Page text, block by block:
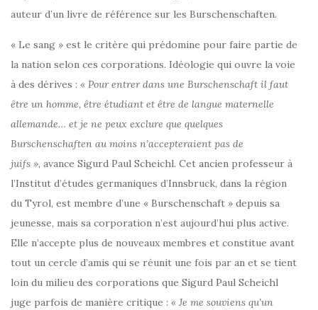
auteur d’un livre de référence sur les Burschenschaften.
« Le sang » est le critère qui prédomine pour faire partie de
la nation selon ces corporations. Idéologie qui ouvre la voie
à des dérives : « Pour entrer dans une Burschenschaft il faut
être un homme, être étudiant et être de langue maternelle
allemande… et je ne peux exclure que quelques
Burschenschaften au moins n’accepteraient pas de
juifs », avance Sigurd Paul Scheichl. Cet ancien professeur à
l’Institut d’études germaniques d’Innsbruck, dans la région
du Tyrol, est membre d’une « Burschenschaft » depuis sa
jeunesse, mais sa corporation n’est aujourd’hui plus active.
Elle n’accepte plus de nouveaux membres et constitue avant
tout un cercle d’amis qui se réunit une fois par an et se tient
loin du milieu des corporations que Sigurd Paul Scheichl
juge parfois de manière critique : « Je me souviens qu’un